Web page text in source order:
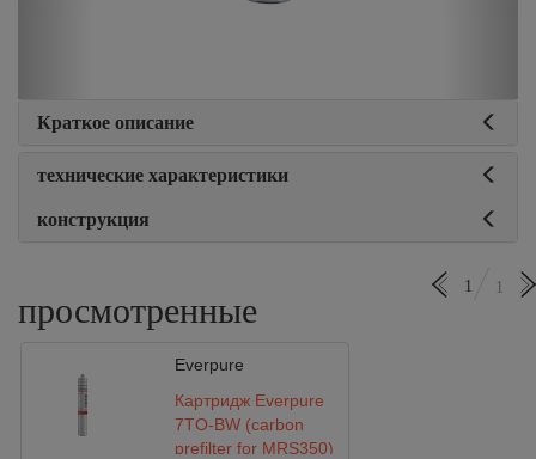
Краткое описание
технические характеристики
конструкция
просмотренные
1 1
Everpure
Картридж Everpure
7TO-BW (carbon
prefilter for MRS350)